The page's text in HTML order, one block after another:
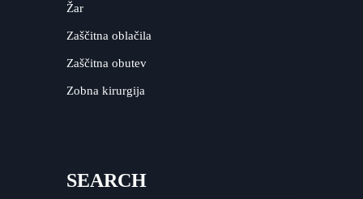
Žar
Zaščitna oblačila
Zaščitna obutev
Zobna kirurgija
SEARCH